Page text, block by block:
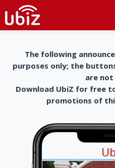
The following
purposes only; the
are
Download UbiZ for free
promotions of